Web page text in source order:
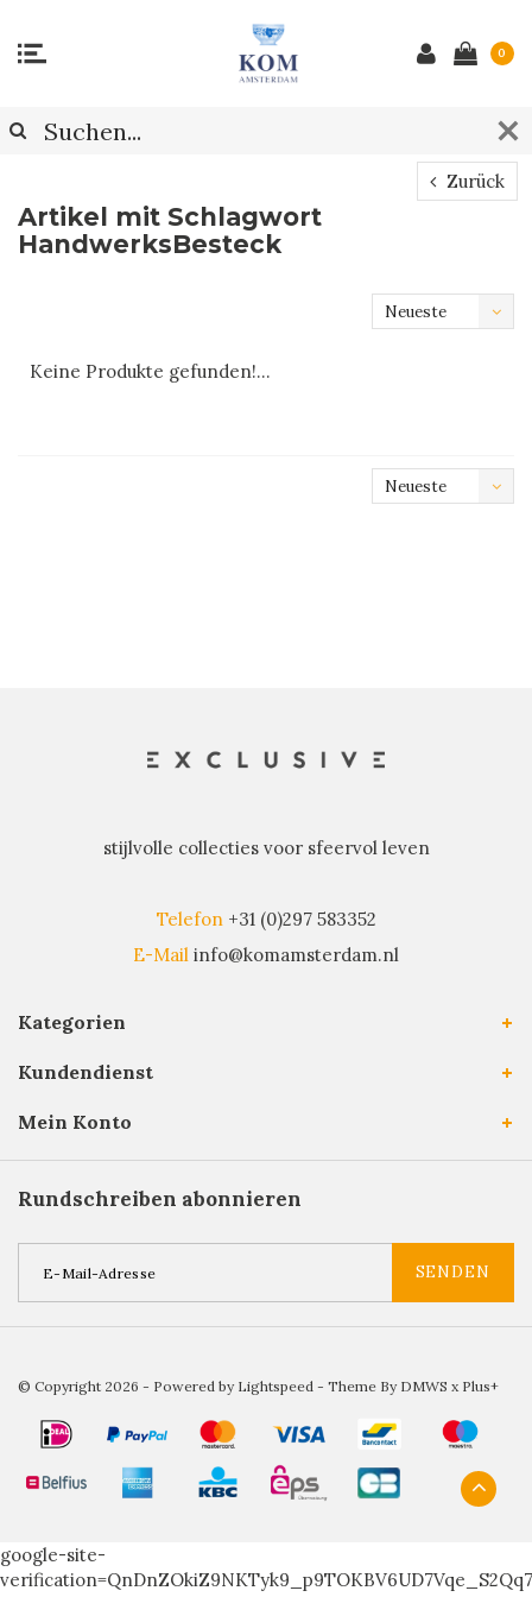
0
Zurück
Artikel mit Schlagwort
HandwerksBesteck
Neueste
Keine Produkte gefunden!...
Neueste
stijlvolle collecties voor sfeervol leven
Telefon +31 (0)297 583352
E-Mail info@komamsterdam.nl
Kategorien
Kundendienst
Mein Konto
Rundschreiben abonnieren
SENDEN
© Copyright 2026 - Powered by Lightspeed - Theme By DMWS x Plus+
google-site-